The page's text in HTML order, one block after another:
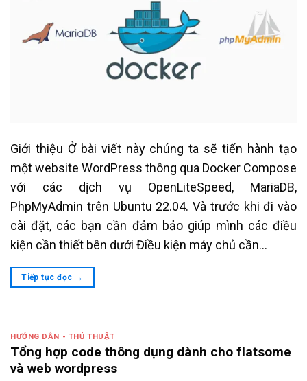
Giới thiệu Ở bài viết này chúng ta sẽ tiến hành tạo
một website WordPress thông qua Docker Compose
với các dịch vụ OpenLiteSpeed, MariaDB,
PhpMyAdmin trên Ubuntu 22.04. Và trước khi đi vào
cài đặt, các bạn cần đảm bảo giúp mình các điều
kiện cần thiết bên dưới Điều kiện máy chủ cần…
Tiếp tục đọc →
HƯỚNG DẪN - THỦ THUẬT
Tổng hợp code thông dụng dành cho flatsome
và web wordpress